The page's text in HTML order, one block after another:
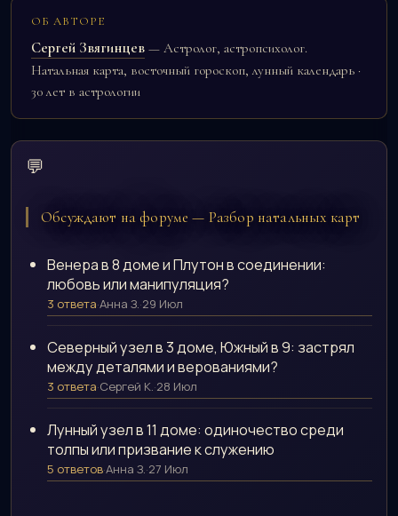
ОБ АВТОРЕ
Сергей Звягинцев — Астролог, астропсихолог.
Натальная карта, восточный гороскоп, лунный календарь ·
30 лет в астрологии
💬
Обсуждают на форуме — Разбор натальных карт
Венера в 8 доме и Плутон в соединении:
любовь или манипуляция?
3 ответа·Анна З.·29 Июл
Северный узел в 3 доме, Южный в 9: застрял
между деталями и верованиями?
3 ответа·Сергей К.·28 Июл
Лунный узел в 11 доме: одиночество среди
толпы или призвание к служению
5 ответов·Анна З.·27 Июл